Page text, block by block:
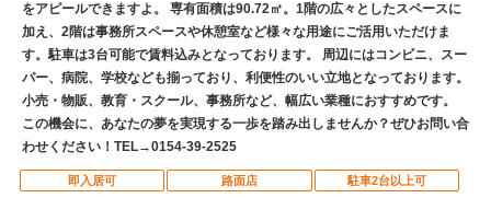
をアピールできますよ。 専有面積は90.72㎡。1階の広々としたスペースに
加え、2階は事務所スペースや休憩室など様々な用途にご活用いただけま
す。駐車は3台可能で賃料込みとなっております。 周辺にはコンビニ、スー
パー、病院、学校なども揃っており、利便性のいい立地となっております。
小売・物販、教育・スクール、事務所など、幅広い業種におすすめです。
この機会に、あなたの夢を実現する一歩を踏み出しませんか？ぜひお問い合
わせください！TEL→0154-39-2525
即入居可 路面店 駐車2台以上可